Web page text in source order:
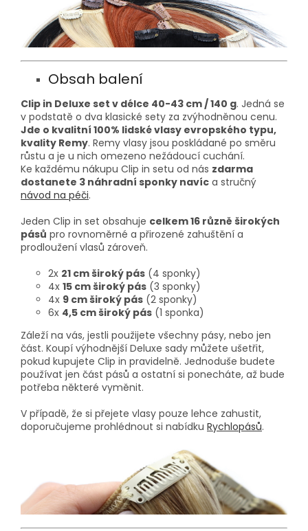
Obsah balení
Clip in Deluxe set v délce 40-43 cm / 140 g. Jedná se
v podstatě o dva klasické sety za zvýhodněnou cenu.
Jde o kvalitní 100% lidské vlasy evropského typu,
kvality Remy. Remy vlasy jsou poskládané po směru
růstu a je u nich omezeno nežádoucí cuchání.
Ke každému nákupu Clip in setu od nás zdarma
dostanete 3 náhradní sponky navíc a stručný
návod na péči.
Jeden Clip in set obsahuje celkem 16 různě širokých
pásů pro rovnoměrné a přirozené zahuštění a
prodloužení vlasů zároveň.
2x 21 cm široký pás (4 sponky)
4x 15 cm široký pás (3 sponky)
4x 9 cm široký pás (2 sponky)
6x 4,5 cm široký pás (1 sponka)
Záleží na vás, jestli použijete všechny pásy, nebo jen
část. Koupí výhodnější Deluxe sady můžete ušetřit,
pokud kupujete Clip in pravidelně. Jednoduše budete
používat jen část pásů a ostatní si ponecháte, až bude
potřeba některé vyměnit.
V případě, že si přejete vlasy pouze lehce zahustit,
doporučujeme prohlédnout si nabídku Rychlopásů.